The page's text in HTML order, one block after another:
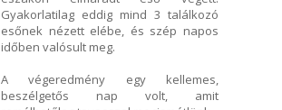
Gyakorlatilag eddig mind 3 találkozó
esőnek nézett elébe, és szép napos
időben valósult meg.
A végeredmény egy kellemes,
beszélgetős nap volt, amit